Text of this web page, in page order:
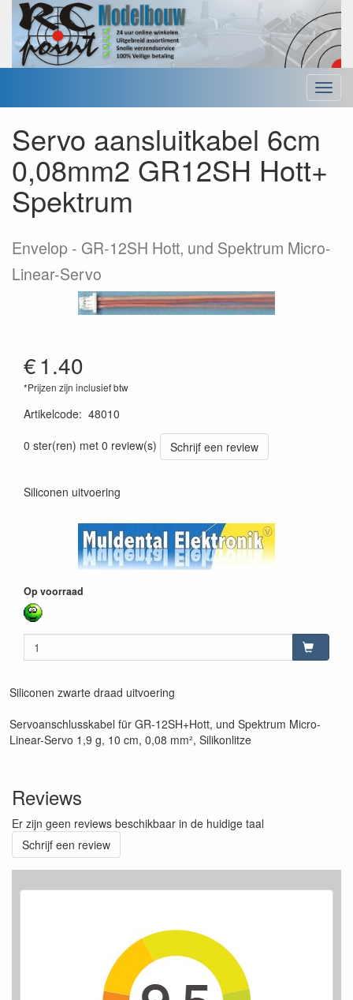
Menu
Servo aansluitkabel 6cm
0,08mm2 GR12SH Hott+
Spektrum
Envelop
GR-12SH Hott, und Spektrum Micro-
Linear-Servo
€1.40
*Prijzen zijn inclusief btw
Artikelcode: 48010
0 ster(ren) met 0 review(s)
Schrijf een review
Siliconen uitvoering
Op voorraad
Siliconen zwarte draad uitvoering
Servoanschlusskabel für GR-12SH+Hott, und Spektrum Micro-
Linear-Servo 1,9 g, 10 cm, 0,08 mm², Silikonlitze
Reviews
Er zijn geen reviews beschikbaar in de huidige taal
Schrijf een review